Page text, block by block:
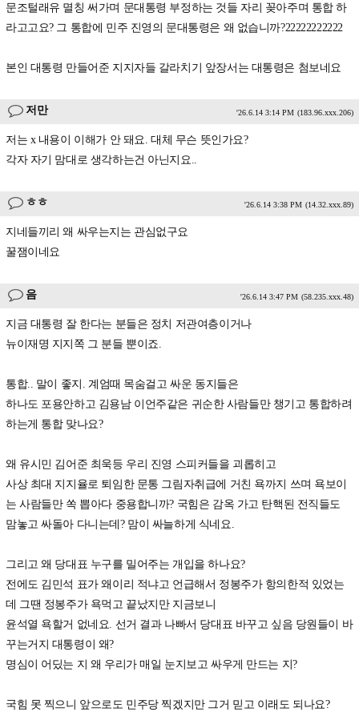
문조털래유 멸칭 써가며 문대통령 부정하는 것들 자리 꽂아주며 통합 하
라고고요? 그 통합에 민주 진영의 문대통령은 왜 없습니까?22222222222
본인 대통령 만들어준 지지자들 갈라치기 앞장서는 대통령은 첨보네요
저만 '26.6.14 3:14 PM (183.96.xxx.206)
저는 x 내용이 이해가 안 돼요. 대체 무슨 뜻인가요?
각자 자기 맘대로 생각하는건 아닌지요..
ㅎㅎ '26.6.14 3:38 PM (14.32.xxx.89)
지네들끼리 왜 싸우는지는 관심없구요
꿀잼이네요
음 '26.6.14 3:47 PM (58.235.xxx.48)
지금 대통령 잘 한다는 분들은 정치 저관여층이거나
뉴이재명 지지쪽 그 분들 뿐이죠.
통합.. 말이 좋지. 계엄때 목숨걸고 싸운 동지들은
하나도 포용안하고 김용남 이언주같은 귀순한 사람들만 챙기고 통합하려
하는게 통합 맞나요?
왜 유시민 김어준 최욱등 우리 진영 스피커들을 괴롭히고
사상 최대 지지율로 퇴임한 문통 그림자취급에 거친 욕까지 쓰며 욕보이
는 사람들만 쏙 뽑아다 중용합니까? 국힘은 감옥 가고 탄핵된 전직들도
맘놓고 싸돌아 다니는데? 맘이 싸늘하게 식네요.
그리고 왜 당대표 누구를 밀어주는 개입을 하나요?
전에도 김민석 표가 왜이리 적냐고 언급해서 정봉주가 항의한적 있었는
데 그땐 정봉주가 욕먹고 끝났지만 지금보니
윤석열 욕할거 없네요. 선거 결과 나빠서 당대표 바꾸고 싶음 당원들이 바
꾸는거지 대통령이 왜?
명심이 어딨는 지 왜 우리가 매일 눈지보고 싸우게 만드는 지?
국힘 못 찍으니 앞으로도 민주당 찍겠지만 그거 믿고 이래도 되나요?